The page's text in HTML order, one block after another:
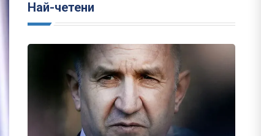
Най-четени